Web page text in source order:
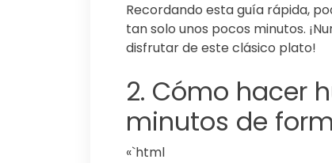
Recordando esta guía rápida,
tan solo unos pocos minutos.
disfrutar de este clásico plato!
2. Cómo hacer
minutos de
«`html